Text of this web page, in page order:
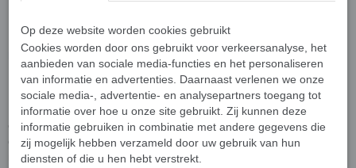
Mocht u de driehoekjes willen knippen dan kan dat met de
kniptangvoor keramiek.
Bij gebruik buiten
Het is aan te raden om uw mozaïekwerkstuk te beschermen tegen
extreme weersomstandigheden zoals vorst. Dit omdat de
driehoekjes eventueel vocht kunnen absorberen. Bij vorst kan uw
mozaïekwerkstuk dan mogelijk kapotvriezen.
Op deze website worden cookies gebruikt
Cookies worden door ons gebruikt voor verkeersanalyse, het
aanbieden van sociale media-functies en het personaliseren
van informatie en advertenties. Daarnaast verlenen we onze
sociale media-, advertentie- en analysepartners toegang tot
informatie over hoe u onze site gebruikt. Zij kunnen deze
informatie gebruiken in combinatie met andere gegevens die
zij mogelijk hebben verzameld door uw gebruik van hun
diensten of die u hen hebt verstrekt.